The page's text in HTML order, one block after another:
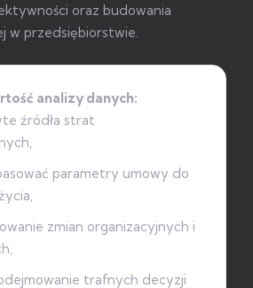
oraz budowania
w przedsiębiorstwie.
analizy danych:
źródła strat
parametry umowy do
zmian organizacyjnych i
trafnych decyzji